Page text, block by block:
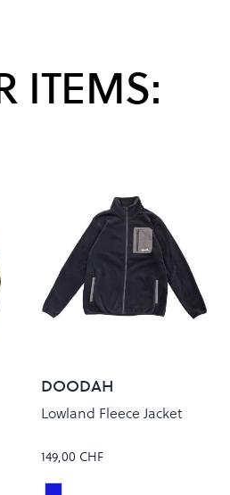
ITEMS:
DOODAH
Lowland Fleece Jacket
149,00 CHF